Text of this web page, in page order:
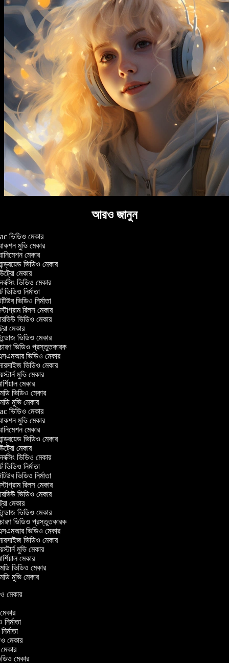
আরও জানুন
ভিডিও মেকার
মুভি মেকার
মেকার
ভিডিও মেকার
মেকার
ভিডিও মেকার
নির্মাতা
ভিডিও নির্মাতা
রিলস মেকার
ভিডিও মেকার
মেকার
ভিডিও মেকার
ভিডিও প্রস্তুতকারক
ভিডিও মেকার
ভিডিও মেকার
মুভি মেকার
মেকার
ভিডিও মেকার
মুভি মেকার
ভিডিও মেকার
মুভি মেকার
মেকার
ভিডিও মেকার
মেকার
ভিডিও মেকার
নির্মাতা
ভিডিও নির্মাতা
রিলস মেকার
ভিডিও মেকার
মেকার
ভিডিও মেকার
ভিডিও প্রস্তুতকারক
ভিডিও মেকার
ভিডিও মেকার
মুভি মেকার
মেকার
ভিডিও মেকার
মুভি মেকার
মেকার
নির্মাতা
মেকার
মেকার
মেকার